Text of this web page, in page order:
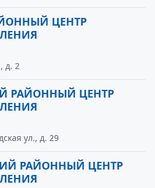
ЦЕНТР
д. 2
РАЙОННЫЙ ЦЕНТР
ул., д. 29
РАЙОННЫЙ ЦЕНТР